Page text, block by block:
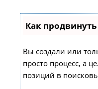
Как
Вы создали или
просто процесс, а
позиций в